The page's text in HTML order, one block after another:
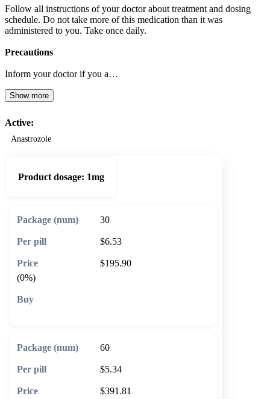
Follow all instructions of your doctor about treatment and dosing
schedule. Do not take more of this medication than it was
administered to you. Take once daily.
Precautions
Inform your doctor if you a…
Show more
Active:
Anastrozole
Product dosage: 1mg
30
$6.53
$195.90
(0%)
60
$5.34
$391.81